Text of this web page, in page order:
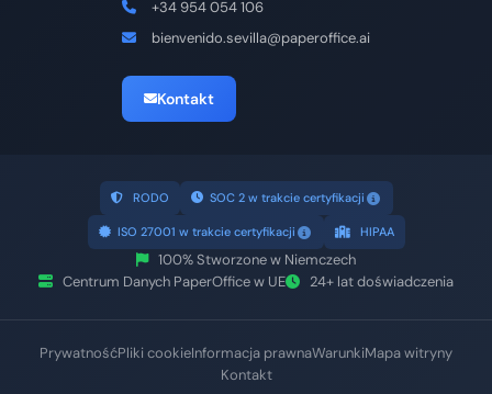
+52 55 4746 0473
bienvenido.latam@paperoffice.ai
Kontakt
RODO SOC 2 w trakcie certyfikacji
ISO 27001 w trakcie certyfikacji HIPAA
100% Stworzone w Niemczech
Centrum Danych PaperOffice w UE
24+ lat doświadczenia
PrywatnośćPliki cookieInformacja prawnaWarunkiMapa witryny
Kontakt